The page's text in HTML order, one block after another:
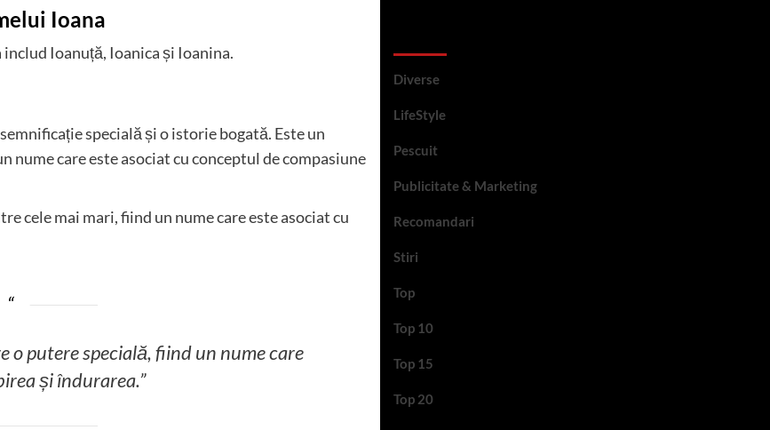
Ioana
Ioanuță, Ioanica și Ioanina.
specială și o istorie bogată. Este un
nume care este asociat cu conceptul de compasiune
cele mai mari, fiind un nume care este asociat cu
o putere specială, fiind un nume care
și îndurarea.”
Diverse
LifeStyle
Pescuit
Publicitate & Marketing
Recomandari
Stiri
Top
Top 10
Top 15
Top 20